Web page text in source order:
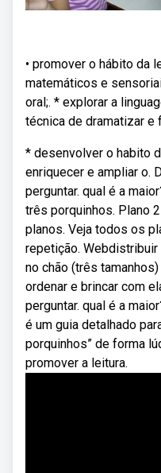
• promover o hábito da
matemáticos e
oral;. * explorar a
técnica de dramatizar e
* desenvolver o habito
enriquecer e ampliar o.
perguntar. qual é a
três porquinhos. Plano
planos. Veja todos os
repetição.
no chão (três
ordenar e brincar com
perguntar. qual é a
é um guia detalhado
porquinhos” de forma
promover a leitura.